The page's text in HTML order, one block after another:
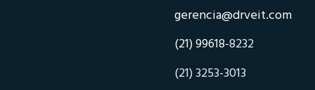
gerencia@drveit.com
(21) 99618-8232
(21) 3253-3013